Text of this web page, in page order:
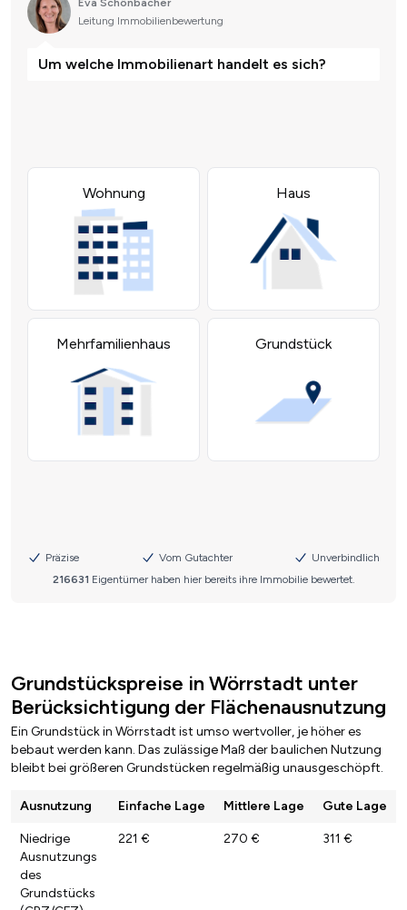
Grundstückspreise in Wörrstadt unter
Berücksichtigung der Flächenausnutzung
Ein Grundstück in Wörrstadt ist umso wertvoller, je höher es
bebaut werden kann. Das zulässige Maß der baulichen Nutzung
bleibt bei größeren Grundstücken regelmäßig unausgeschöpft.
Ausnutzung Einfache Lage Mittlere Lage Gute Lage
Niedrige
Ausnutzungs
des
Grundstücks
221 € 270 € 311 €